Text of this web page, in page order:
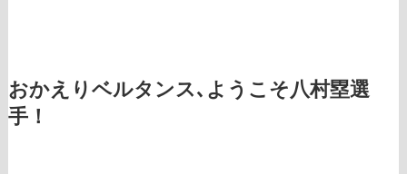
おかえりベルタンス､ようこそ八村塁選
手！